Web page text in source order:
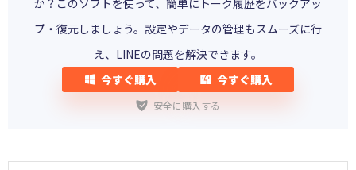
か？このソフトを使って、簡単にトーク履歴をバックアッ
プ・復元しましょう。設定やデータの管理もスムーズに行
え、LINEの問題を解決できます。
今すぐ購入
今すぐ購入
安全に購入する